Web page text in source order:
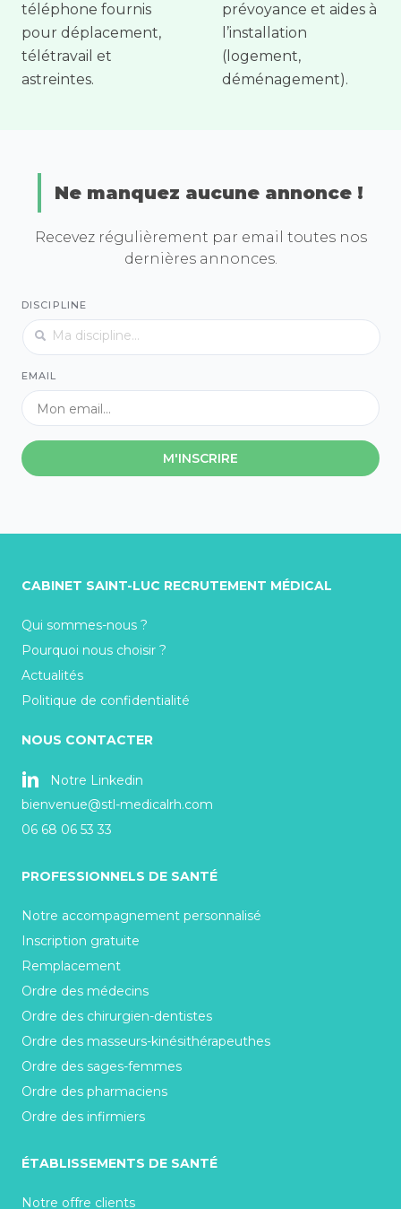
téléphone fournis
pour déplacement,
télétravail et
astreintes.
prévoyance et aides à
l’installation
(logement,
déménagement).
Ne manquez aucune annonce !
Recevez régulièrement par email toutes nos
dernières annonces.
DISCIPLINE
EMAIL
M'INSCRIRE
CABINET SAINT-LUC RECRUTEMENT MÉDICAL
Qui sommes-nous ?
Pourquoi nous choisir ?
Actualités
Politique de confidentialité
NOUS CONTACTER
Notre Linkedin
bienvenue@stl-medicalrh.com
06 68 06 53 33
PROFESSIONNELS DE SANTÉ
Notre accompagnement personnalisé
Inscription gratuite
Remplacement
Ordre des médecins
Ordre des chirurgien-dentistes
Ordre des masseurs-kinésithérapeuthes
Ordre des sages-femmes
Ordre des pharmaciens
Ordre des infirmiers
ÉTABLISSEMENTS DE SANTÉ
Notre offre clients